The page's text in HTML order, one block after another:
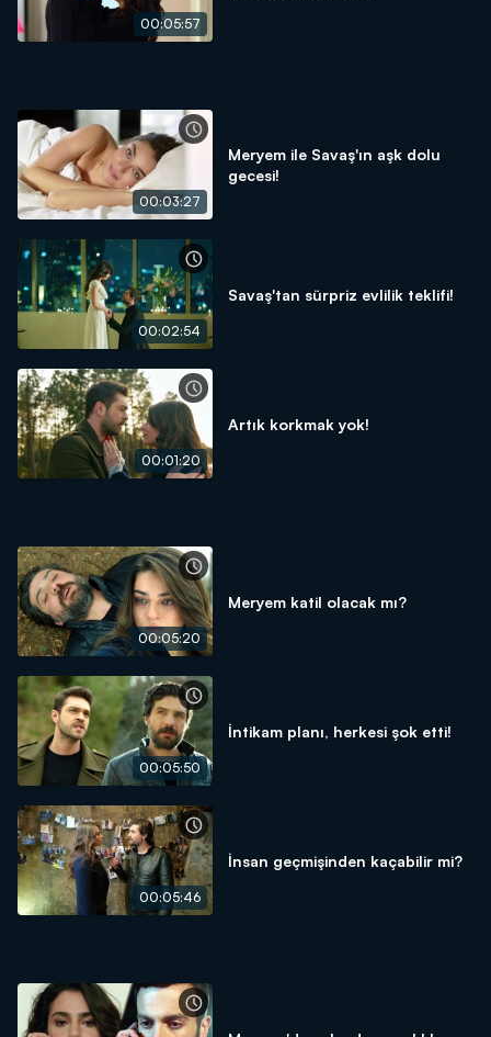
00:05:57
00:03:27
Meryem ile Savaş'ın aşk dolu
gecesi!
00:02:54
Savaş'tan sürpriz evlilik teklifi!
00:01:20
Artık korkmak yok!
00:05:20
Meryem katil olacak mı?
00:05:50
İntikam planı, herkesi şok etti!
00:05:46
İnsan geçmişinden kaçabilir mi?